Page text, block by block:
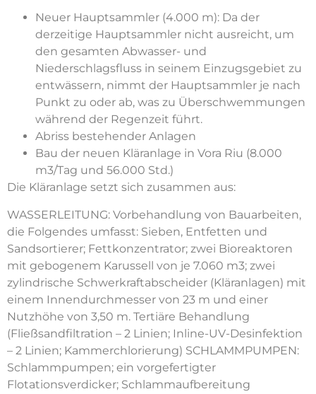
Neuer Hauptsammler (4.000 m): Da der
derzeitige Hauptsammler nicht ausreicht, um
den gesamten Abwasser- und
Niederschlagsfluss in seinem Einzugsgebiet zu
entwässern, nimmt der Hauptsammler je nach
Punkt zu oder ab, was zu Überschwemmungen
während der Regenzeit führt.
Abriss bestehender Anlagen
Bau der neuen Kläranlage in Vora Riu (8.000
m3/Tag und 56.000 Std.)
Die Kläranlage setzt sich zusammen aus:
WASSERLEITUNG: Vorbehandlung von Bauarbeiten,
die Folgendes umfasst: Sieben, Entfetten und
Sandsortierer; Fettkonzentrator; zwei Bioreaktoren
mit gebogenem Karussell von je 7.060 m3; zwei
zylindrische Schwerkraftabscheider (Kläranlagen) mit
einem Innendurchmesser von 23 m und einer
Nutzhöhe von 3,50 m. Tertiäre Behandlung
(Fließsandfiltration – 2 Linien; Inline-UV-Desinfektion
– 2 Linien; Kammerchlorierung) SCHLAMMPUMPEN:
Schlammpumpen; ein vorgefertigter
Flotationsverdicker; Schlammaufbereitung